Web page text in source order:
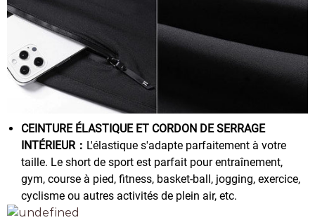
CEINTURE ÉLASTIQUE ET CORDON DE SERRAGE
INTÉRIEUR： L'élastique s'adapte parfaitement à votre
taille. Le short de sport est parfait pour entraînement,
gym, course à pied, fitness, basket-ball, jogging, exercice,
cyclisme ou autres activités de plein air, etc.